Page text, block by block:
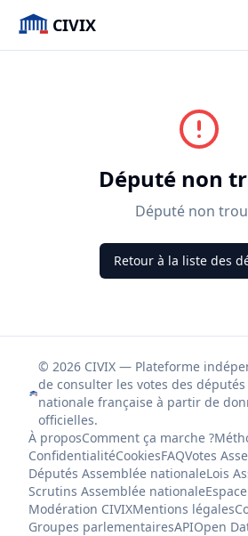
CIVIX
Député non
Député non
Retour à la liste des
© 2026 CIVIX — Plateforme
de consulter les votes des
nationale française à partir de
officielles.
À proposComment ça marche ?
ConfidentialitéCookiesFAQVotes
Députés Assemblée nationaleLois
Scrutins Assemblée nationale
Modération CIVIXMentions légales
Groupes parlementairesAPIOpen